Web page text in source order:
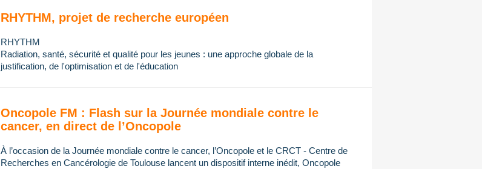
RHYTHM, projet de recherche européen
RHYTHM
Radiation, santé, sécurité et qualité pour les jeunes : une approche globale de la
justification, de l'optimisation et de l'éducation
Oncopole FM : Flash sur la Journée mondiale contre le
cancer, en direct de l’Oncopole
À l’occasion de la Journée mondiale contre le cancer, l’Oncopole et le CRCT - Centre de
Recherches en Cancérologie de Toulouse lancent un dispositif interne inédit, Oncopole